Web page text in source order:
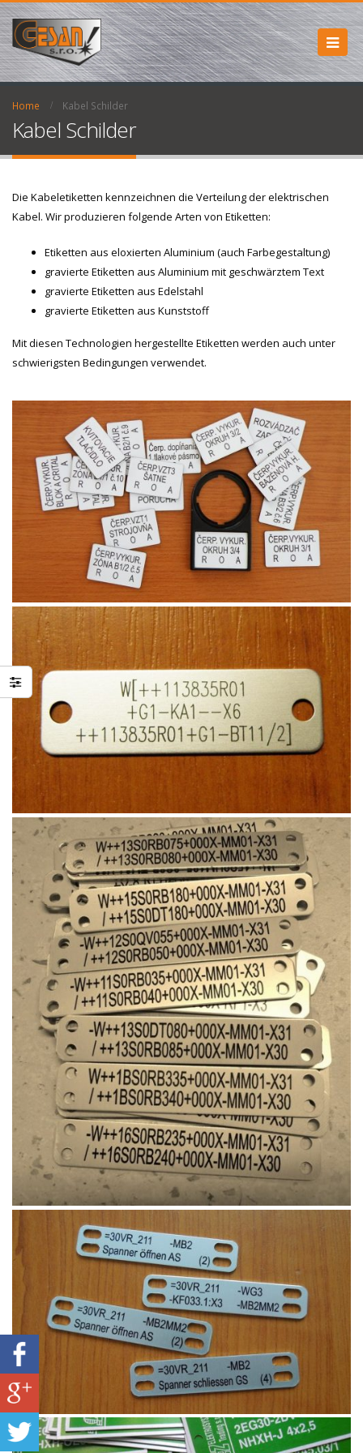
Home Kabel Schilder
Kabel Schilder
Die Kabeletiketten kennzeichnen die Verteilung der elektrischen
Kabel. Wir produzieren folgende Arten von Etiketten:
Etiketten aus eloxierten Aluminium (auch Farbegestaltung)
gravierte Etiketten aus Aluminium mit geschwärztem Text
gravierte Etiketten aus Edelstahl
gravierte Etiketten aus Kunststoff
Mit diesen Technologien hergestellte Etiketten werden auch unter
schwierigsten Bedingungen verwendet.